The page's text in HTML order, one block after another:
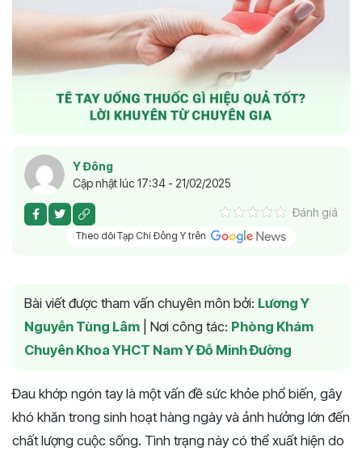
Y Đông
Cập nhật lúc 17:34 - 21/02/2025
Đánh giá
Theo dõi Tạp Chí Đông Y trên
Bài viết được tham vấn chuyên môn bởi: Lương Y
Nguyễn Tùng Lâm
Nơi công tác: Phòng Khám
Chuyên Khoa YHCT Nam Y Đỗ Minh Đường
Đau khớp ngón tay là một vấn đề sức khỏe phổ biến, gây
khó khăn trong sinh hoạt hàng ngày và ảnh hưởng lớn đến
chất lượng cuộc sống. Tình trạng này có thể xuất hiện do